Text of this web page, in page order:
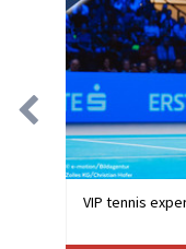
VIP tennis